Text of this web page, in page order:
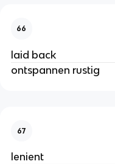
66
laid back
ontspannen rustig
67
lenient